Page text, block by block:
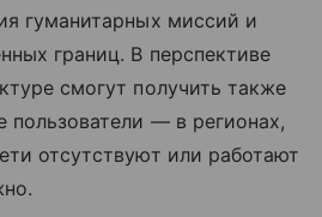
гуманитарных миссий и
границ. В перспективе
смогут получить также
— в регионах,
отсутствуют или работают